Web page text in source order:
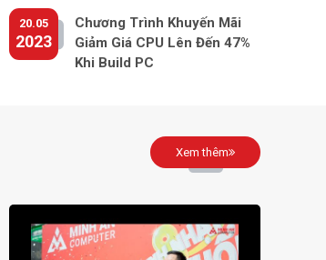
20.05
2023
Chương Trình Khuyến Mãi
Giảm Giá CPU Lên Đến 47%
Khi Build PC
Xem thêm